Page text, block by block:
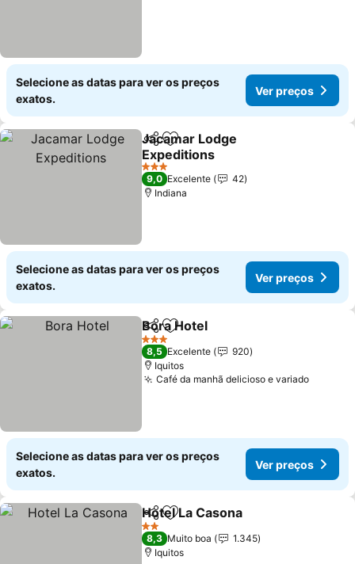
Selecione as datas para ver os preços
exatos.
Ver preços
PartilharAdicionar aos favoritos
Jacamar Lodge
Expeditions
3 Estrelas
9,0 Excelente
42
Indiana
Selecione as datas para ver os preços
exatos.
Ver preços
PartilharAdicionar aos favoritos
Bora Hotel
3 Estrelas
8,5 Excelente
920
Iquitos
Café da manhã delicioso e variado
Selecione as datas para ver os preços
exatos.
Ver preços
PartilharAdicionar aos favoritos
Hotel La Casona
2 Estrelas
8,3 Muito boa
1.345
Iquitos